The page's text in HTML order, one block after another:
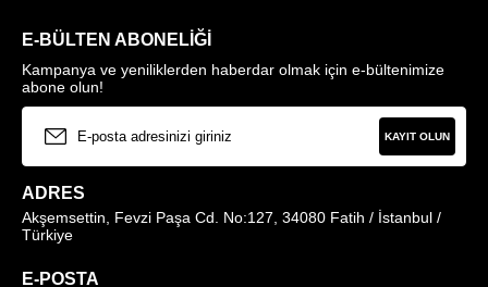
E-BÜLTEN ABONELIĞI
Kampanya ve yeniliklerden haberdar olmak için e-bültenimize
abone olun!
KAYIT OLUN
ADRES
Akşemsettin, Fevzi Paşa Cd. No:127, 34080 Fatih / İstanbul /
Türkiye
E-POSTA